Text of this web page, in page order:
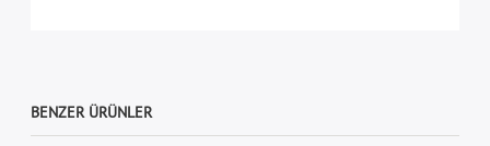
BENZER ÜRÜNLER